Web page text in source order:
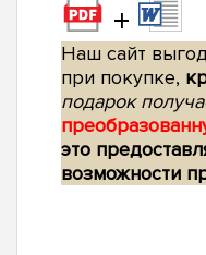
+
Наш сайт
при покупке,
подарок
это
возможности